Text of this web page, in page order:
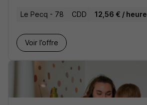
Le Pecq - 78 CDD 12,56 € / heure
Voir l’offre